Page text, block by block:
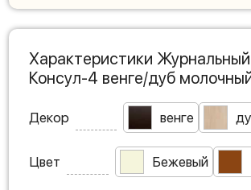
Характеристики
Консул-4 венге/дуб
Декор венге
Цвет Бежевый